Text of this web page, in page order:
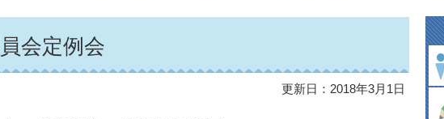
会定例会
更新日：2018年3月1日